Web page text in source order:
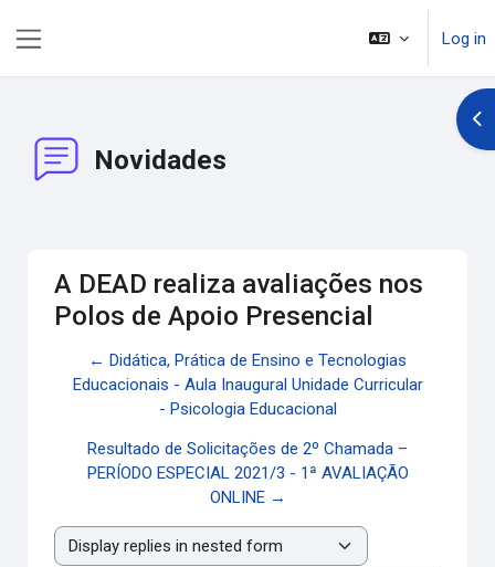
Log in
Novidades
A DEAD realiza avaliações nos
Polos de Apoio Presencial
← Didática, Prática de Ensino e Tecnologias
Educacionais - Aula Inaugural Unidade Curricular
- Psicologia Educacional
Resultado de Solicitações de 2º Chamada –
PERÍODO ESPECIAL 2021/3 - 1ª AVALIAÇÃO
ONLINE →
Display mode